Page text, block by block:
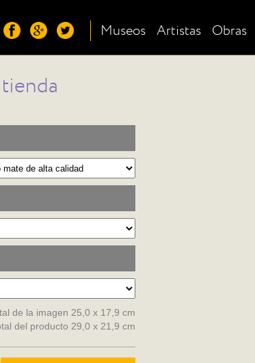
Museos Artistas Obras
tienda
de la imagen 25,0 x 17,9 cm
del producto 29,0 x 21,9 cm